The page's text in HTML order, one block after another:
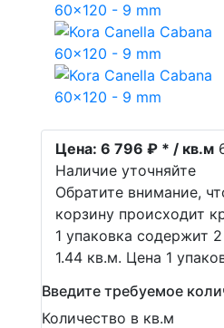
Цена: 6 796 ₽ * / кв.м
Наличие уточняйте
Обратите внимание,
корзину происходит
1 упаковка содержит
1.44 кв.м. Цена 1
Введите требуемое
Количество в кв.м